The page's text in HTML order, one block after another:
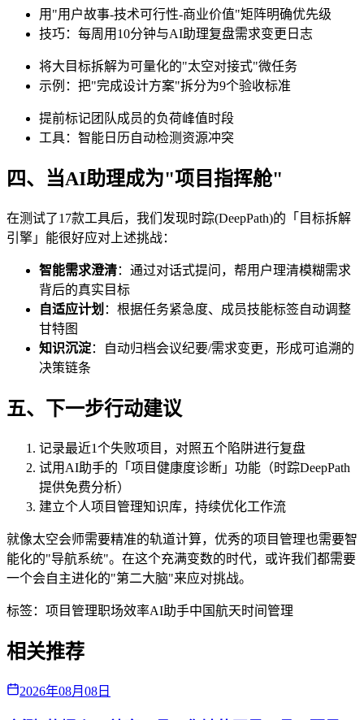
用"用户故事-技术可行性-商业价值"矩阵明确优先级
技巧：每周用10分钟与AI助理复盘需求变更日志
将大目标拆解为可量化的"太空对接式"微任务
示例：把"完成设计方案"拆分为9个验收标准
提前标记团队成员的负荷峰值时段
工具：智能日历自动检测资源冲突
四、当AI助理成为"项目指挥舱"
在测试了17款工具后，我们发现时踪(DeepPath)的「目标拆解
引擎」能很好应对上述挑战：
智能需求澄清：通过对话式提问，帮用户理清模糊需求
背后的真实目标
自适应计划 ：根据任务紧急度、成员技能标签自动调整
甘特图
知识沉淀：自动归档会议纪要/需求变更，形成可追溯的
决策链条
五、下一步行动建议
记录最近1个失败项目，对照五个陷阱进行复盘
试用AI助手的「项目健康度诊断」功能（时踪DeepPath
提供免费分析）
建立个人项目管理知识库，持续优化工作流
就像太空会师需要精准的轨道计算，优秀的项目管理也需要智
能化的"导航系统"。在这个充满变数的时代，或许我们都需要
一个会自主进化的"第二大脑"来应对挑战。
标签： 项目管理职场效率AI助手中国航天时间管理
相关推荐
2026年08月08日